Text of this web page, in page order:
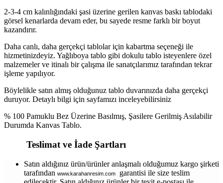
2-3-4 cm kalınlığındaki şasi üzerine gerilen kanvas baskı tablodaki
görsel kenarlarda devam eder, bu sayede resme farklı bir boyut
kazandırır.
Daha canlı, daha gerçekçi tablolar için kabartma seçeneği ile
hizmetinizdeyiz. Yağlıboya tablo gibi dokulu tablo isteyenlere özel
malzemeler ve itinalı bir çalışma ile sanatçılarımız tarafından tekrar
işleme yapılıyor.
Böylelikle satın almış olduğunuz tablo duvarınızda daha gerçekçi
duruyor. Detaylı bilgi için sayfamızı inceleyebilirsiniz
% 100 Pamuklu Bez Üzerine Basılmış, Şasilere Gerilmiş Asılabilir
Durumda Kanvas Tablo.
Teslimat ve İade Şartları
Satın aldığınız ürün/ürünler anlaşmalı olduğumuz kargo şirketi
tarafından www.karahanresim.com
garantisi ile size teslim